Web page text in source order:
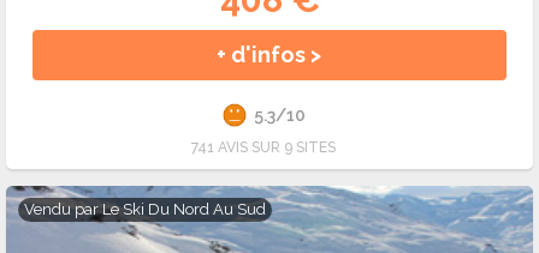
+ d'infos >
5.3/10
741 AVIS SUR 9 SITES
Vendu parLe Ski Du Nord Au Sud